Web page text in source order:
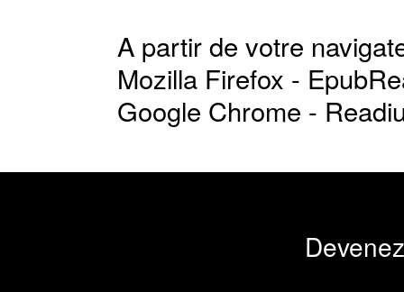
A partir de votre
Mozilla Firefox -
Google Chrome -